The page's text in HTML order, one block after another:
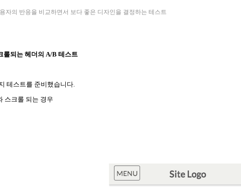
자의 반응을 비교하면서 보다 좋은 디자인을 결정하는 테스트
롤되는 헤더의 A/B 테스트
테스트를 준비했습니다.
스크롤 되는 경우